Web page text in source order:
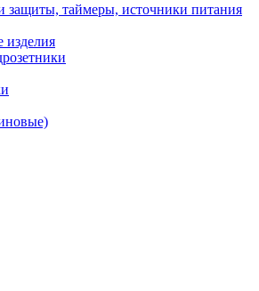
защиты, таймеры, источники питания
изделия